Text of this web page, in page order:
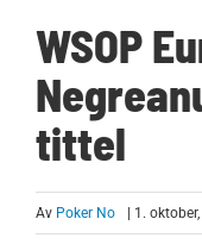
WSOP
tittel
Av Poker No | 1.